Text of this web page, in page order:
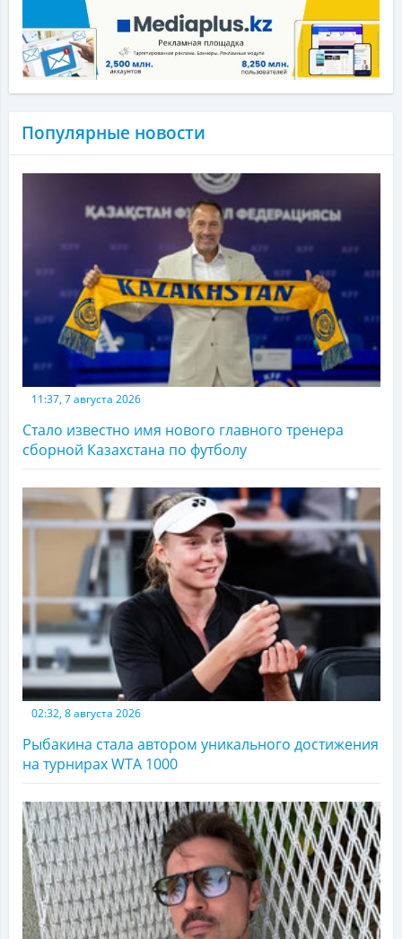
Популярные новости
11:37, 7 августа 2026
Стало известно имя нового главного тренера
сборной Казахстана по футболу
02:32, 8 августа 2026
Рыбакина стала автором уникального достижения
на турнирах WTA 1000